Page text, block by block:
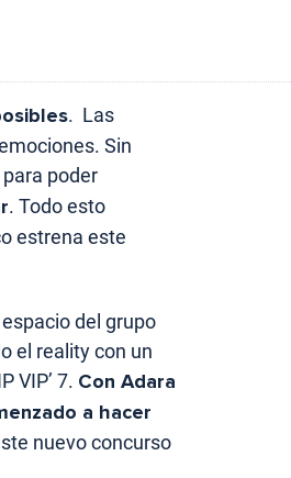
. Las
Sin
para poder
. Todo esto
estrena este
del grupo
el reality con un
VIP’ 7. Con Adara
a hacer
nuevo concurso